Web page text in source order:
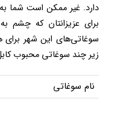
دارد. غیر ممکن است شما به
برای عزیزانتان که چشم
سوغاتی‌های این شهر
زیر چند سوغاتی محبوب
نام سوغاتی